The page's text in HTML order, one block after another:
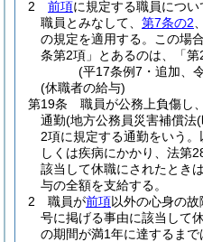
2
前項に規定する職員につ
職員とみなして、 第7条の2
の規定を適用する。
この場
条第2項」とあるのは、「第
(平17条例7・追加、
(休職者の給与)
第19条
職員が公務上負傷し
通勤(地方公務員災害補償法
2項に規定する通勤をいう。
しくは疾病にかかり、法第
該当して休職にされたとき
与の全額を支給する。
2
職員が前項以外の心身の
号に掲げる事由に該当して
の期間が満1年に達するま